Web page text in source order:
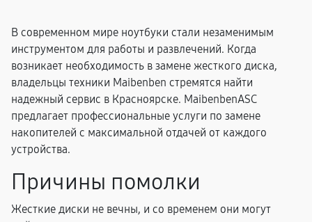
В современном мире ноутбуки стали незаменимым
инструментом для работы и развлечений. Когда
возникает необходимость в замене жесткого диска,
владельцы техники Maibenben стремятся найти
надежный сервис в Красноярске. MaibenbenASC
предлагает профессиональные услуги по замене
накопителей с максимальной отдачей от каждого
устройства.
Причины помолки
Жесткие диски не вечны, и со временем они могут